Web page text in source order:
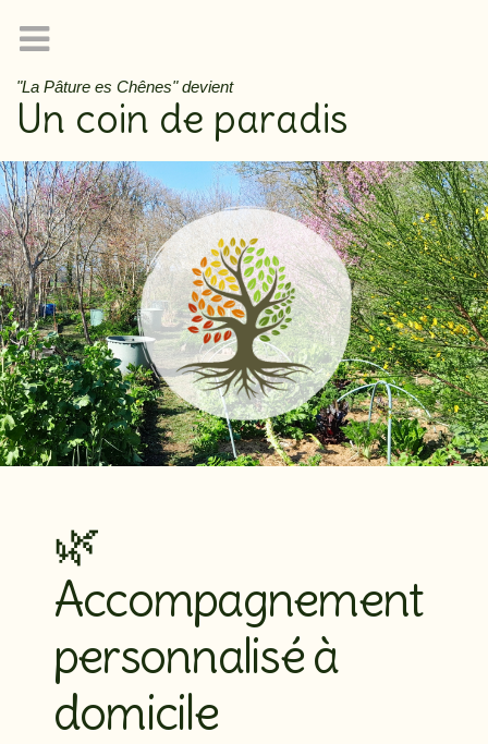
"La Pâture es Chênes" devient
Un coin de paradis
🌿
Accompagnement
personnalisé à
domicile